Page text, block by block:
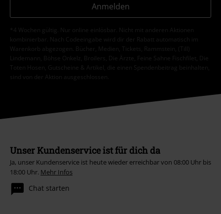
Anmelden
*4 Wochen gültig. Nur online einlösbar. Nicht mit anderen Aktionen
kombinierbar. Nach Codeeingabe wird dir der Rabatt automatisch im
Warenkorb abgezogen. Bücher, Medien, Tickets, Rammstein, (Till)
Lindemann, Böhse Onkelz, Broilers, Die Ärzte, Feine Sahne Fischfilet, Die
Toten Hosen, Gutscheine & Artikel, die einen Spendenbeitrag beinhalten,
sind von der Aktion ausgeschlossen.
Unser Kundenservice ist für dich da
Ja, unser Kundenservice ist heute wieder erreichbar von 08:00 Uhr bis
18:00 Uhr. Mehr Infos
Chat starten